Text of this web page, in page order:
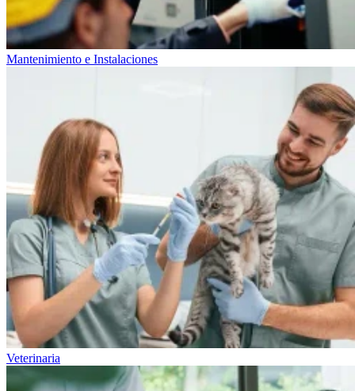
Mantenimiento e Instalaciones
Veterinaria